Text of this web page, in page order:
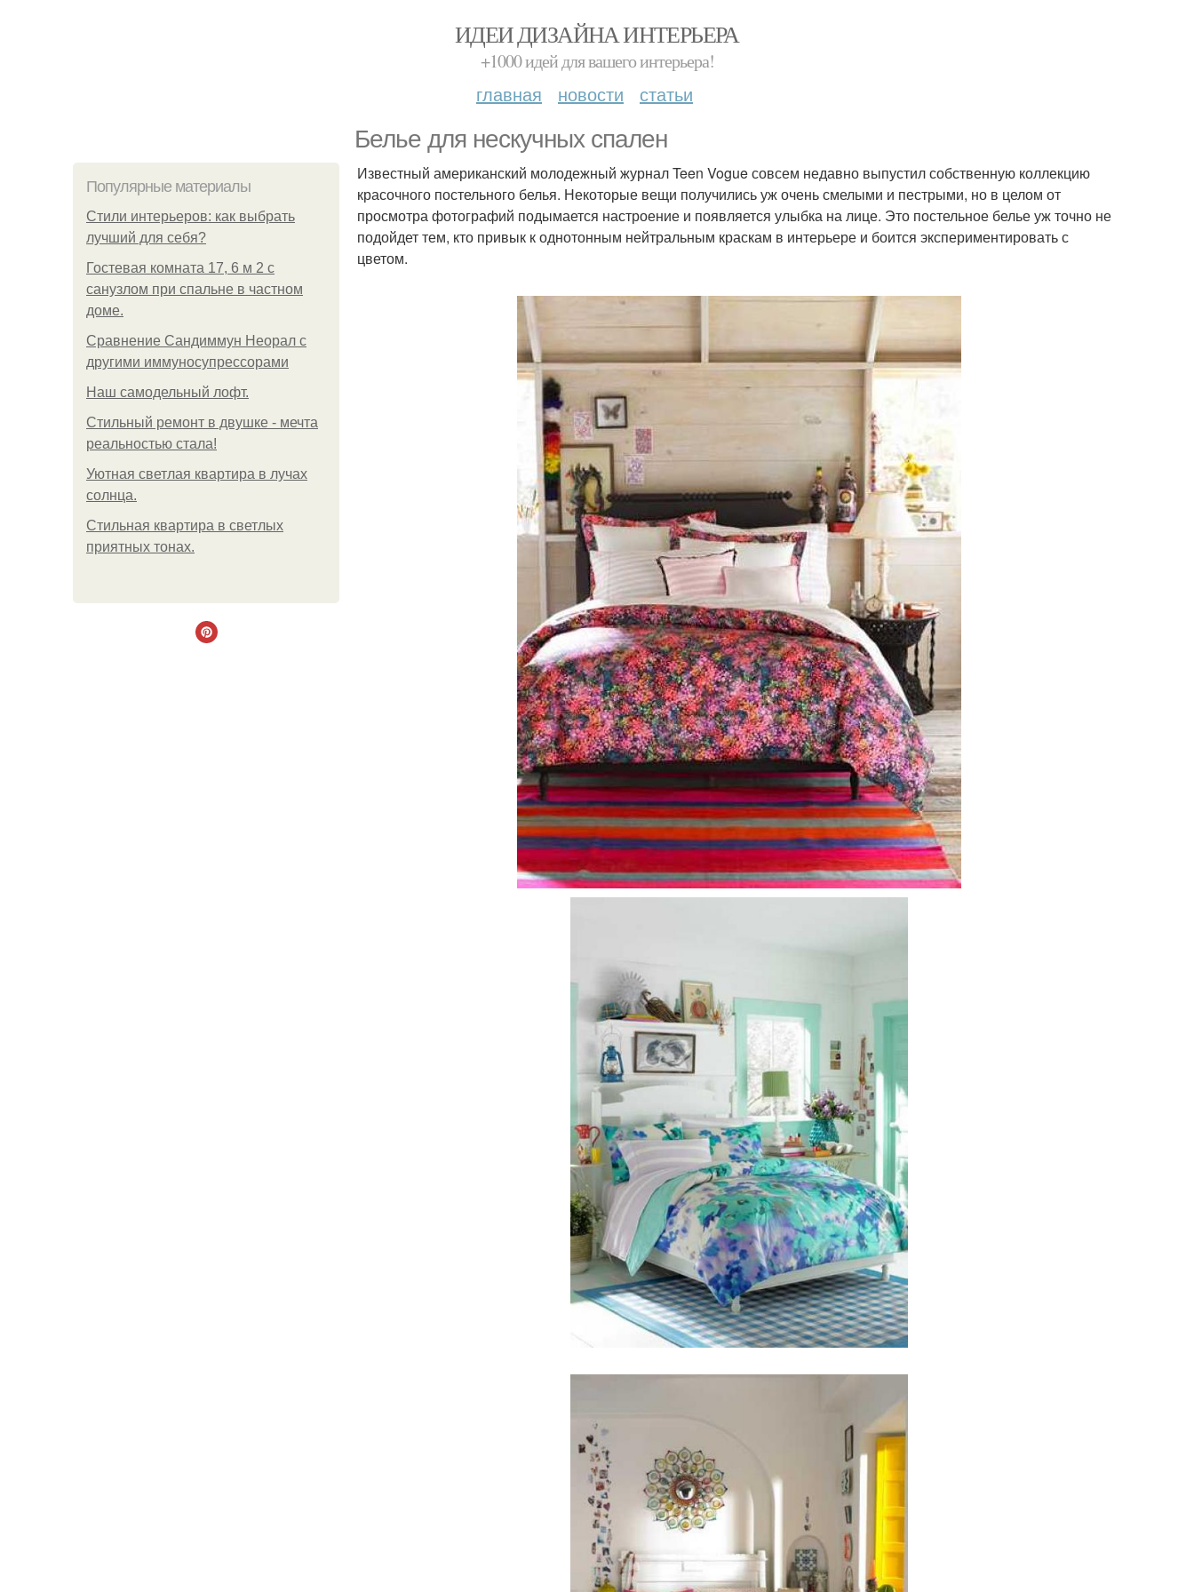
ИДЕИ ДИЗАЙНА ИНТЕРЬЕРА
+1000 идей для вашего интерьера!
главная новости статьи
Белье для нескучных спален
Популярные материалы
Стили интерьеров: как выбрать
лучший для себя?
Гостевая комната 17, 6 м 2 с
санузлом при спальне в частном
доме.
Сравнение Сандиммун Неорал с
другими иммуносупрессорами
Наш самодельный лофт.
Стильный ремонт в двушке - мечта
реальностью стала!
Уютная светлая квартира в лучах
солнца.
Стильная квартира в светлых
приятных тонах.
Известный американский молодежный журнал Teen Vogue совсем недавно выпустил собственную коллекцию
красочного постельного белья. Некоторые вещи получились уж очень смелыми и пестрыми, но в целом от
просмотра фотографий подымается настроение и появляется улыбка на лице. Это постельное белье уж точно не
подойдет тем, кто привык к однотонным нейтральным краскам в интерьере и боится экспериментировать с
цветом.